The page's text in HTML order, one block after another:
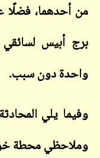
من أحدهما،
برج أبيس
واحدة دون سبب.
وفيما يلي
وملاحظي محطة